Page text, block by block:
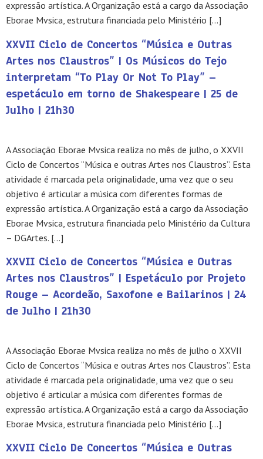
expressão artística. A Organização está a cargo da Associação
Eborae Mvsica, estrutura financiada pelo Ministério […]
XXVII Ciclo de Concertos “Música e Outras
Artes nos Claustros” | Os Músicos do Tejo
interpretam “To Play Or Not To Play” –
espetáculo em torno de Shakespeare | 25 de
Julho | 21h30
A Associação Eborae Mvsica realiza no mês de julho, o XXVII
Ciclo de Concertos “Música e outras Artes nos Claustros”. Esta
atividade é marcada pela originalidade, uma vez que o seu
objetivo é articular a música com diferentes formas de
expressão artística. A Organização está a cargo da Associação
Eborae Mvsica, estrutura financiada pelo Ministério da Cultura
– DGArtes. […]
XXVII Ciclo de Concertos “Música e Outras
Artes nos Claustros” | Espetáculo por Projeto
Rouge – Acordeão, Saxofone e Bailarinos | 24
de Julho | 21h30
A Associação Eborae Mvsica realiza no mês de julho o XXVII
Ciclo de Concertos “Música e outras Artes nos Claustros”. Esta
atividade é marcada pela originalidade, uma vez que o seu
objetivo é articular a música com diferentes formas de
expressão artística. A Organização está a cargo da Associação
Eborae Mvsica, estrutura financiada pelo Ministério […]
XXVII Ciclo De Concertos “Música e Outras